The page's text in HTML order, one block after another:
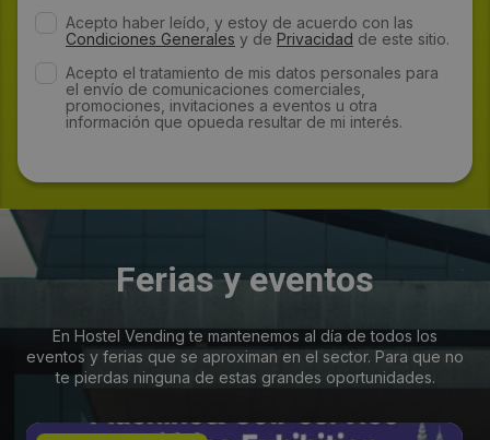
Acepto haber leído, y estoy de acuerdo con las
Condiciones Generales y de Privacidad de este sitio.
Acepto el tratamiento de mis datos personales para
el envío de comunicaciones comerciales,
promociones, invitaciones a eventos u otra
información que opueda resultar de mi interés.
Ferias y eventos
En Hostel Vending te mantenemos al día de todos los
eventos y ferias que se aproximan en el sector. Para que no
te pierdas ninguna de estas grandes oportunidades.